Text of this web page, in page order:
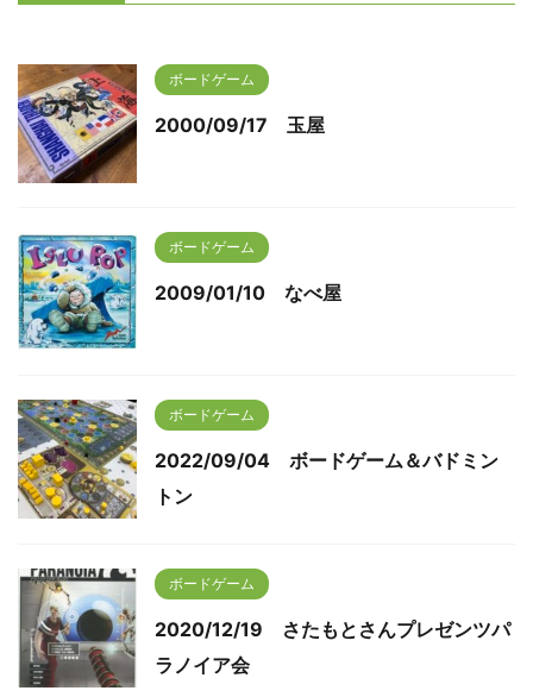
ボードゲーム
2000/09/17 玉屋
ボードゲーム
2009/01/10 なべ屋
ボードゲーム
2022/09/04 ボードゲーム＆バドミン
トン
ボードゲーム
2020/12/19 さたもとさんプレゼンツパ
ラノイア会